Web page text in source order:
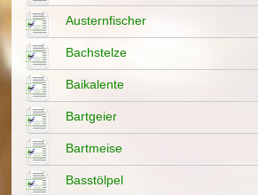
Austernfischer
Bachstelze
Baikalente
Bartgeier
Bartmeise
Basstölpel